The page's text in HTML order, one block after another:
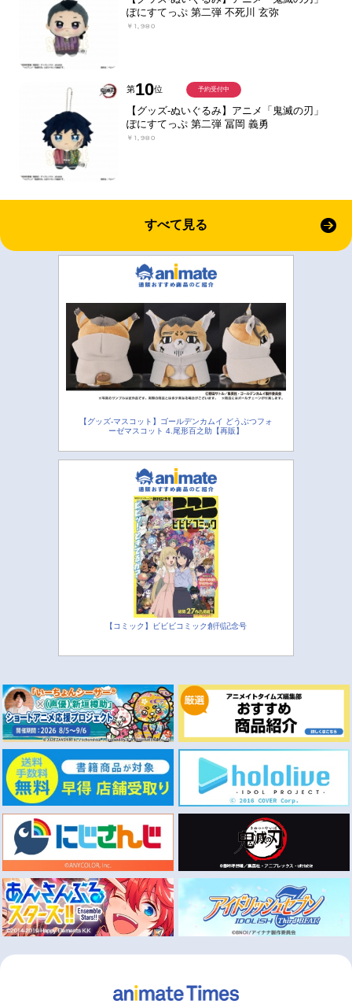
ぽにすてっぷ 第二弾 不死川 玄弥
￥1,980
第10位
【グッズ-ぬいぐるみ】アニメ「鬼滅の刃」
ぽにすてっぷ 第二弾 冨岡 義勇
￥1,980
予約受付中
すべて見る
【グッズ-マスコット】ゴールデンカムイ どうぶつフォ
ーゼマスコット 4.尾形百之助【再販】
【コミック】ビビビコミック創刊記念号